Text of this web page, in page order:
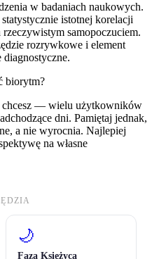
w badaniach naukowych.
statystycznie istotnej korelacji
samopoczuciem.
rozrywkowe i element
biorytm?
chcesz — wielu użytkowników
dni. Pamiętaj jednak,
a nie wyrocnia. Najlepiej
na własne
🌙
Faza Księżyca